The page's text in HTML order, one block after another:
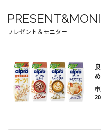
プレゼント＆モニター